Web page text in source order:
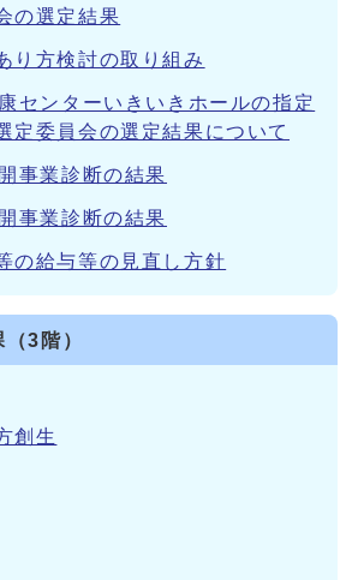
の選定結果
り方検討の取り組み
センターいきいきホールの指定
定委員会の選定結果について
事業診断の結果
事業診断の結果
の給与等の見直し方針
3階）
創生